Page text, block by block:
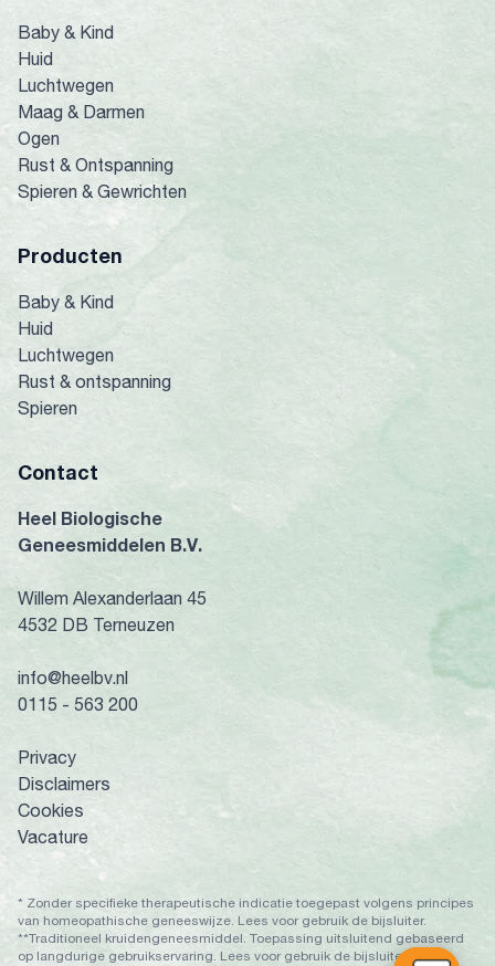
Baby & Kind
Huid
Luchtwegen
Maag & Darmen
Ogen
Rust & Ontspanning
Spieren & Gewrichten
Producten
Baby & Kind
Huid
Luchtwegen
Rust & ontspanning
Spieren
Contact
Heel Biologische
Geneesmiddelen B.V.
Willem Alexanderlaan 45
4532 DB Terneuzen
info@heelbv.nl
0115 - 563 200
Privacy
Disclaimers
Cookies
Vacature
* Zonder specifieke therapeutische indicatie toegepast volgens principes
van homeopathische geneeswijze. Lees voor gebruik de bijsluiter.
**Traditioneel kruidengeneesmiddel. Toepassing uitsluitend gebaseerd
op langdurige gebruikservaring. Lees voor gebruik de bijsluiter.